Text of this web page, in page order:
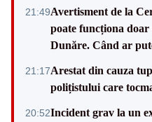
21:49Avertisment de la
poate funcționa doar
Dunăre. Când ar
21:17Arestat din cauza
polițistului care
20:52Incident grav la un